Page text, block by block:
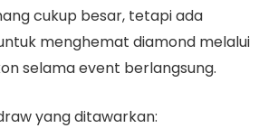
cukup besar, tetapi ada
menghemat diamond melalui
selama event berlangsung.
yang ditawarkan: